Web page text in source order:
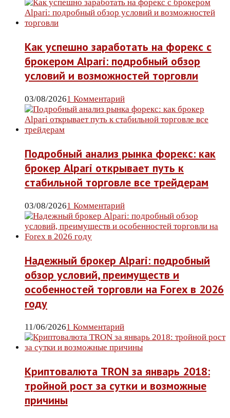
Как успешно заработать на форекс с
брокером Alpari: подробный обзор
условий и возможностей торговли
03/08/20261 Комментарий
Подробный анализ рынка форекс: как
брокер Alpari открывает путь к
стабильной торговле все трейдерам
03/08/20261 Комментарий
Надежный брокер Alpari: подробный
обзор условий, преимуществ и
особенностей торговли на Forex в 2026
году
11/06/20261 Комментарий
Криптовалюта TRON за январь 2018:
тройной рост за сутки и возможные
причины